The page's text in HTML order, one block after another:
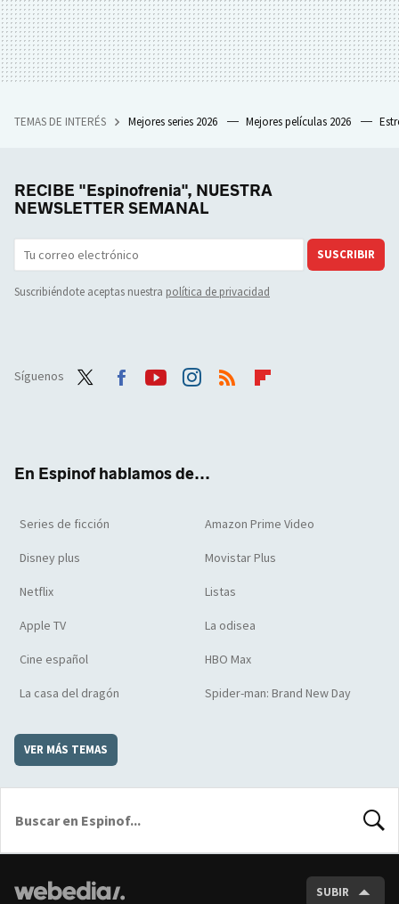
TEMAS DE INTERÉS Mejores series 2026 Mejores películas 2026
RECIBE "Espinofrenia", NUESTRA
NEWSLETTER SEMANAL
SUSCRIBIR
Suscribiéndote aceptas nuestra política de privacidad
Síguenos
En Espinof hablamos de...
Series de ficción Amazon Prime Video
Disney plus Movistar Plus
Netflix Listas
Apple TV La odisea
Cine español HBO Max
La casa del dragón Spider-man: Brand New Day
VER MÁS TEMAS
SUBIR